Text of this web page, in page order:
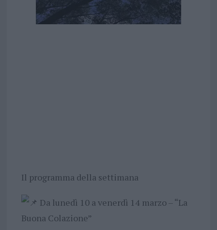
Il programma della settimana
Da lunedì 10 a venerdì 14 marzo – “La
Buona Colazione”